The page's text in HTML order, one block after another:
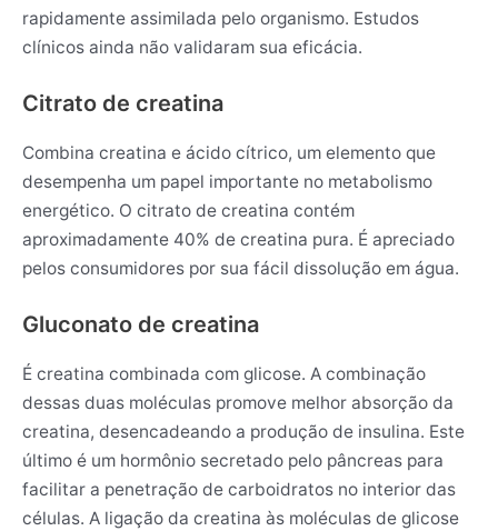
rapidamente assimilada pelo organismo. Estudos
clínicos ainda não validaram sua eficácia.
Citrato de creatina
Combina creatina e ácido cítrico, um elemento que
desempenha um papel importante no metabolismo
energético. O citrato de creatina contém
aproximadamente 40% de creatina pura. É apreciado
pelos consumidores por sua fácil dissolução em água.
Gluconato de creatina
É creatina combinada com glicose. A combinação
dessas duas moléculas promove melhor absorção da
creatina, desencadeando a produção de insulina. Este
último é um hormônio secretado pelo pâncreas para
facilitar a penetração de carboidratos no interior das
células. A ligação da creatina às moléculas de glicose